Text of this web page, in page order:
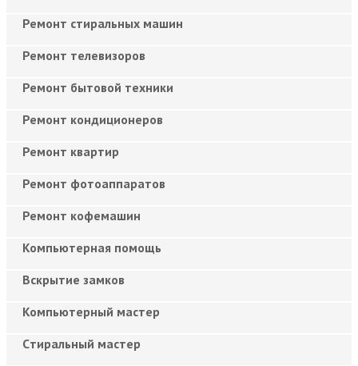
Ремонт стиральных машин
Ремонт телевизоров
Ремонт бытовой техники
Ремонт кондиционеров
Ремонт квартир
Ремонт фотоаппаратов
Ремонт кофемашин
Компьютерная помощь
Вскрытие замков
Компьютерный мастер
Cтиральный мастер